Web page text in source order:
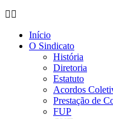
Início
O Sindicato
História
Diretoria
Estatuto
Acordos
Prestação de
FUP